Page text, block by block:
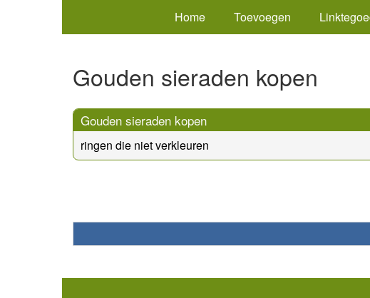
Home Toevoegen
Gouden sieraden kopen
Gouden sieraden kopen
ringen die niet verkleuren